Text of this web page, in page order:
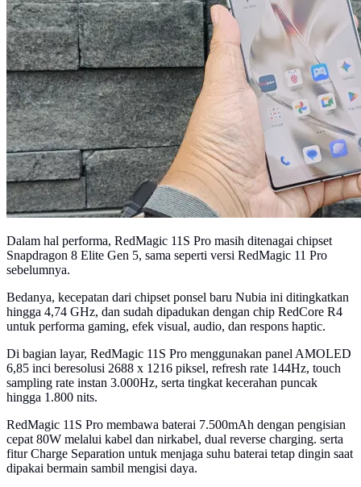
Dalam hal performa, RedMagic 11S Pro masih ditenagai chipset
Snapdragon 8 Elite Gen 5, sama seperti versi RedMagic 11 Pro
sebelumnya.
Bedanya, kecepatan dari chipset ponsel baru Nubia ini ditingkatkan
hingga 4,74 GHz, dan sudah dipadukan dengan chip RedCore R4
untuk performa gaming, efek visual, audio, dan respons haptic.
Di bagian layar, RedMagic 11S Pro menggunakan panel AMOLED
6,85 inci beresolusi 2688 x 1216 piksel, refresh rate 144Hz, touch
sampling rate instan 3.000Hz, serta tingkat kecerahan puncak
hingga 1.800 nits.
RedMagic 11S Pro membawa baterai 7.500mAh dengan pengisian
cepat 80W melalui kabel dan nirkabel, dual reverse charging. serta
fitur Charge Separation untuk menjaga suhu baterai tetap dingin saat
dipakai bermain sambil mengisi daya.